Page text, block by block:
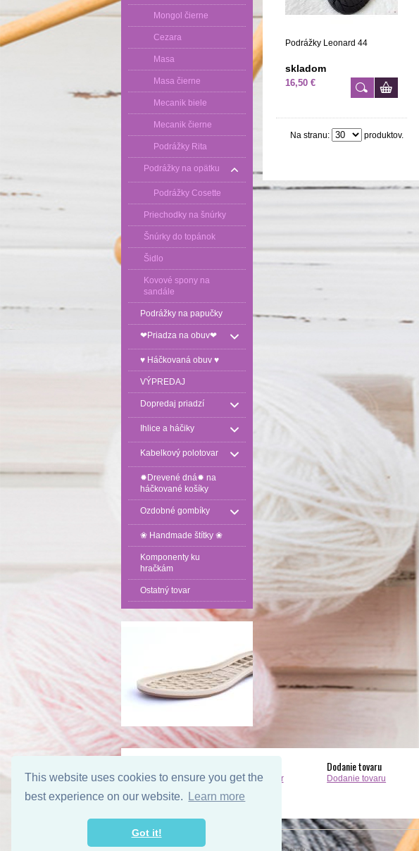
This website uses cookies to ensure you get the
best experience on our website.
Learn more
Got it!
Mongol čierne
Cezara
Masa
Masa čierne
Mecanik biele
Mecanik čierne
Podrážky Rita
Podrážky na opätku
Podrážky Cosette
Priechodky na šnúrky
Šnúrky do topánok
Šidlo
Kovové spony na
sandále
Podrážky na papučky
❤Priadza na obuv❤
♥ Háčkovaná obuv ♥
VÝPREDAJ
Dopredaj priadzí
Ihlice a háčiky
Kabelkový polotovar
✹Drevené dná✹ na
háčkované košíky
Ozdobné gombíky
❀ Handmade štítky ❀
Komponenty ku
hračkám
Ostatný tovar
Podrážky Leonard 44
skladom
16,50 €
Na stranu: produktov.
Kontaktné údaje Osobný odber
Dodanie tovaru
Dodanie tovaru